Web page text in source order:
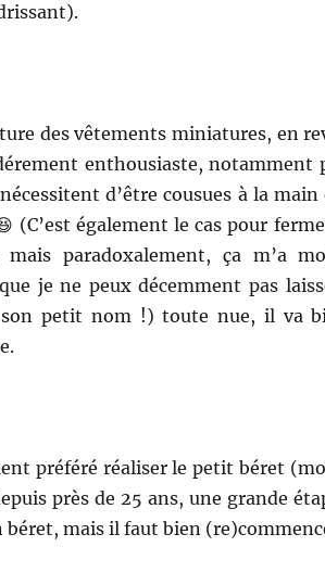
des vêtements miniatures, en
enthousiaste, notamment
d’être cousues à la
(C’est également le cas pour
mais paradoxalement, ça m’a
je ne peux décemment pas
son petit nom !) toute nue, il va
préféré réaliser le petit béret
près de 25 ans, une grande
béret, mais il faut bien